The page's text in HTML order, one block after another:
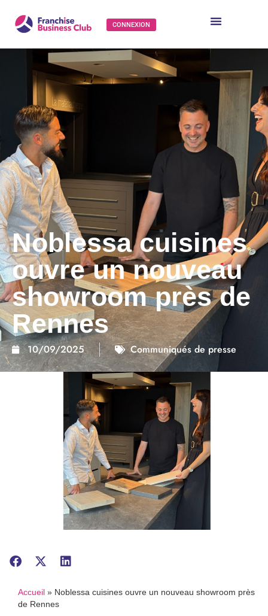
CONNEXION
Noblessa cuisines
ouvre un nouveau
showroom près de
Rennes
10/09/2025 Communiqués de presse
Accueil » Noblessa cuisines ouvre un nouveau showroom près
de Rennes